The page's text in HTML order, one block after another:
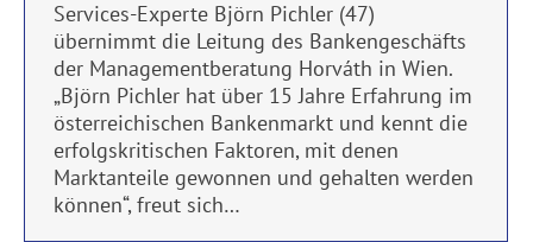
Services-Experte Björn Pichler (47)
übernimmt die Leitung des Bankengeschäfts
der Managementberatung Horváth in Wien.
„Björn Pichler hat über 15 Jahre Erfahrung im
österreichischen Bankenmarkt und kennt die
erfolgskritischen Faktoren, mit denen
Marktanteile gewonnen und gehalten werden
können“, freut sich…